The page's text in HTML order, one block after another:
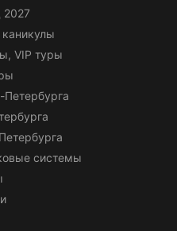
2027
VIP туры
системы